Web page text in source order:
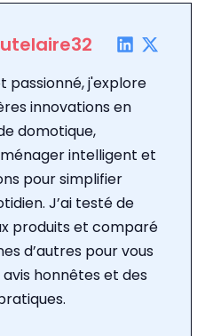
passionné, j'explore
innovations en
domotique,
intelligent et
pour simplifier
J’ai testé de
produits et comparé
d’autres pour vous
honnêtes et des